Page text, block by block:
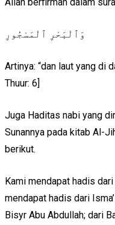
وَٱلْبَحْرِ ٱلْمَسْجُورِ
Artinya: “dan laut yang di
Thuur: 6]
Juga Haditas nabi yang
Sunannya pada kitab Al-
berikut.
Kami mendapat hadis dari
mendapat hadis dari
Bisyr Abu Abdullah; dari